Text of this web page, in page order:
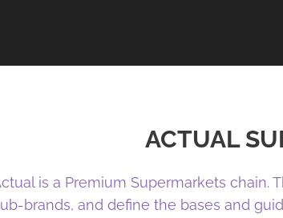
ACTUAL
is a Premium Supermarkets chain.
brands, and define the bases and